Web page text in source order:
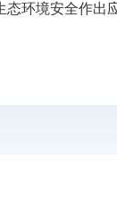
环境安全作出